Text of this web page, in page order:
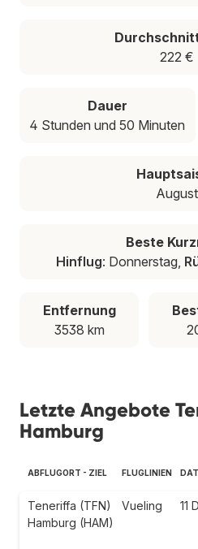
222 €
Dauer
4 Stunden und 50 Minuten
August
Beste
Hinflug: Donnerstag,
Entfernung
3538 km
Letzte Angebote
Hamburg
ABFLUGORT - ZIEL FLUGLINIEN
Teneriffa (TFN)
Hamburg (HAM)
Vueling 11